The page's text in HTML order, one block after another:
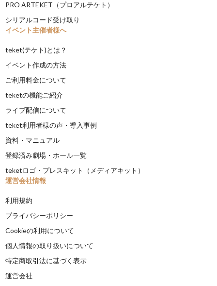
PRO ARTEKET（プロアルテケト）
シリアルコード受け取り
イベント主催者様へ
teket(テケト)とは？
イベント作成の方法
ご利用料金について
teketの機能ご紹介
ライブ配信について
teket利用者様の声・導入事例
資料・マニュアル
登録済み劇場・ホール一覧
teketロゴ・プレスキット（メディアキット）
運営会社情報
利用規約
プライバシーポリシー
Cookieの利用について
個人情報の取り扱いについて
特定商取引法に基づく表示
運営会社